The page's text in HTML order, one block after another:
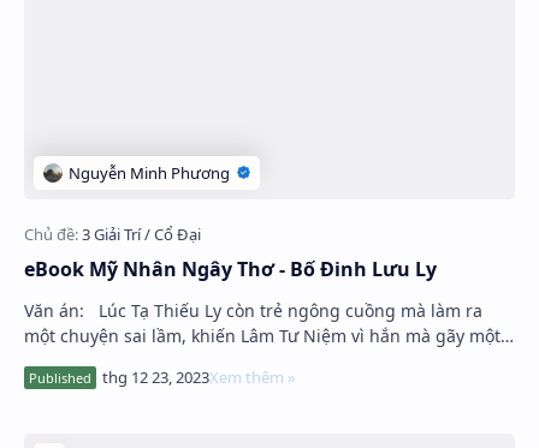
eBook Mỹ Nhân Ngây Thơ - Bố Đinh Lưu Ly
Văn án: Lúc Tạ Thiếu Ly còn trẻ ngông cuồng mà làm ra
một chuyện sai lầm, khiến Lâm Tư Niệm vì hắn mà gãy một